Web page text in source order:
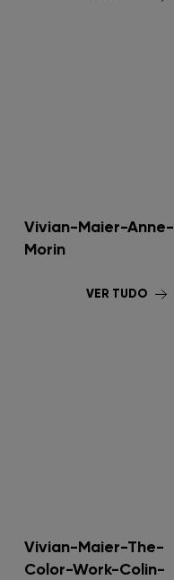
Vivian-Maier-Anne-
Morin
VER TUDO
Vivian-Maier-The-
Color-Work-Colin-